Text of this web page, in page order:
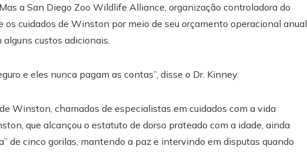
a San Diego Zoo Wildlife Alliance, organização controladora do
os cuidados de Winston por meio de seu orçamento operacional anual.
custos adicionais.
e eles nunca pagam as contas”, disse o Dr. Kinney.
Winston, chamados de especialistas em cuidados com a vida
que alcançou o estatuto de dorso prateado com a idade, ainda
de cinco gorilas, mantendo a paz e intervindo em disputas quando